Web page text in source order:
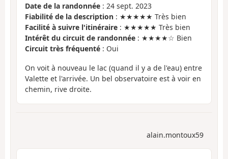
Date de la randonnée : 24 sept. 2023
Fiabilité de la description : ★★★★★ Très bien
Facilité à suivre l'itinéraire : ★★★★★ Très bien
Intérêt du circuit de randonnée : ★★★★☆ Bien
Circuit très fréquenté : Oui
On voit à nouveau le lac (quand il y a de l'eau) entre
Valette et l'arrivée. Un bel observatoire est à voir en
chemin, rive droite.
alain.montoux59